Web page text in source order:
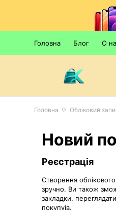
Головна Блог О
Головна Обліковий
Новий
Реєстрація
Створення
зручно. Ви також
закладки,
покупуів.